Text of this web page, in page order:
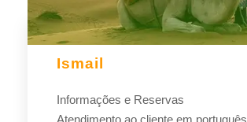
Ismail
Informações e Reservas
Atendimento ao cliente em português